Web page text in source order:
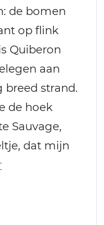
de bomen
op flink
Quiberon
aan
breed strand.
de hoek
Sauvage,
dat mijn